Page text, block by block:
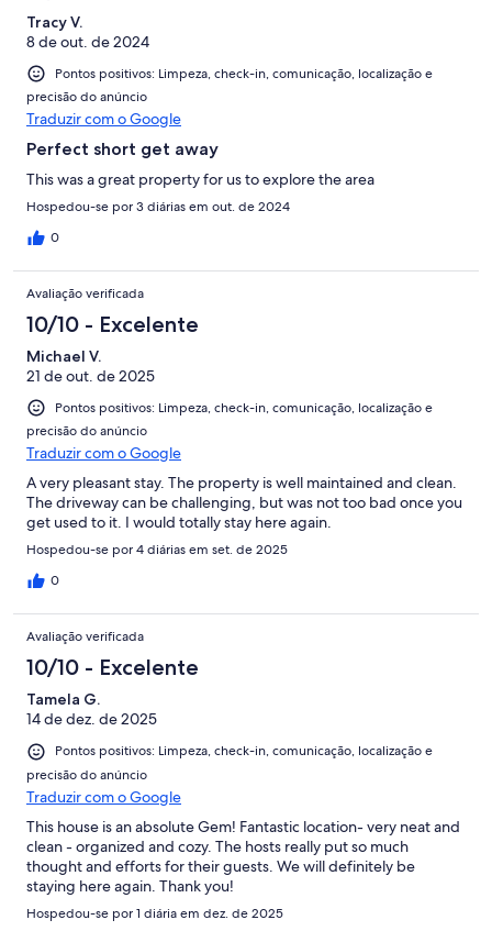
Tracy V.
8 de out. de 2024
Pontos positivos: Limpeza, check-in, comunicação, localização e
precisão do anúncio
Traduzir com o Google
Perfect short get away
This was a great property for us to explore the area
Hospedou-se por 3 diárias em out. de 2024
0
Avaliação verificada
10/10 - Excelente
Michael V.
21 de out. de 2025
Pontos positivos: Limpeza, check-in, comunicação, localização e
precisão do anúncio
Traduzir com o Google
A very pleasant stay. The property is well maintained and clean.
The driveway can be challenging, but was not too bad once you
get used to it. I would totally stay here again.
Hospedou-se por 4 diárias em set. de 2025
0
Avaliação verificada
10/10 - Excelente
Tamela G.
14 de dez. de 2025
Pontos positivos: Limpeza, check-in, comunicação, localização e
precisão do anúncio
Traduzir com o Google
This house is an absolute Gem! Fantastic location- very neat and
clean - organized and cozy. The hosts really put so much
thought and efforts for their guests. We will definitely be
staying here again. Thank you!
Hospedou-se por 1 diária em dez. de 2025